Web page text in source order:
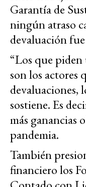
Garantía de
ningún atraso
devaluación
“Los que
son los actores
devaluaciones,
sostiene. Es
más ganancias
pandemia.
También
financiero los